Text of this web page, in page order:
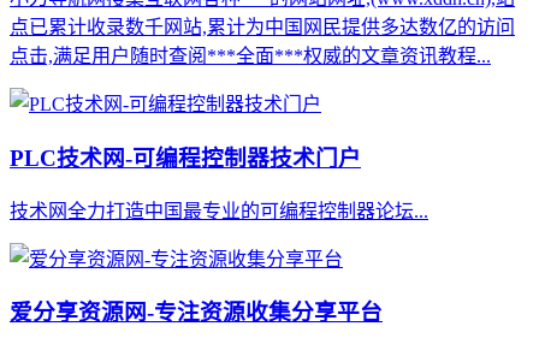
点已累计收录数千网站,累计为中国网民提供多达数亿的访问
点击,满足用户随时查阅***全面***权威的文章资讯教程...
PLC技术网-可编程控制器技术门户
技术网全力打造中国最专业的可编程控制器论坛...
爱分享资源网-专注资源收集分享平台